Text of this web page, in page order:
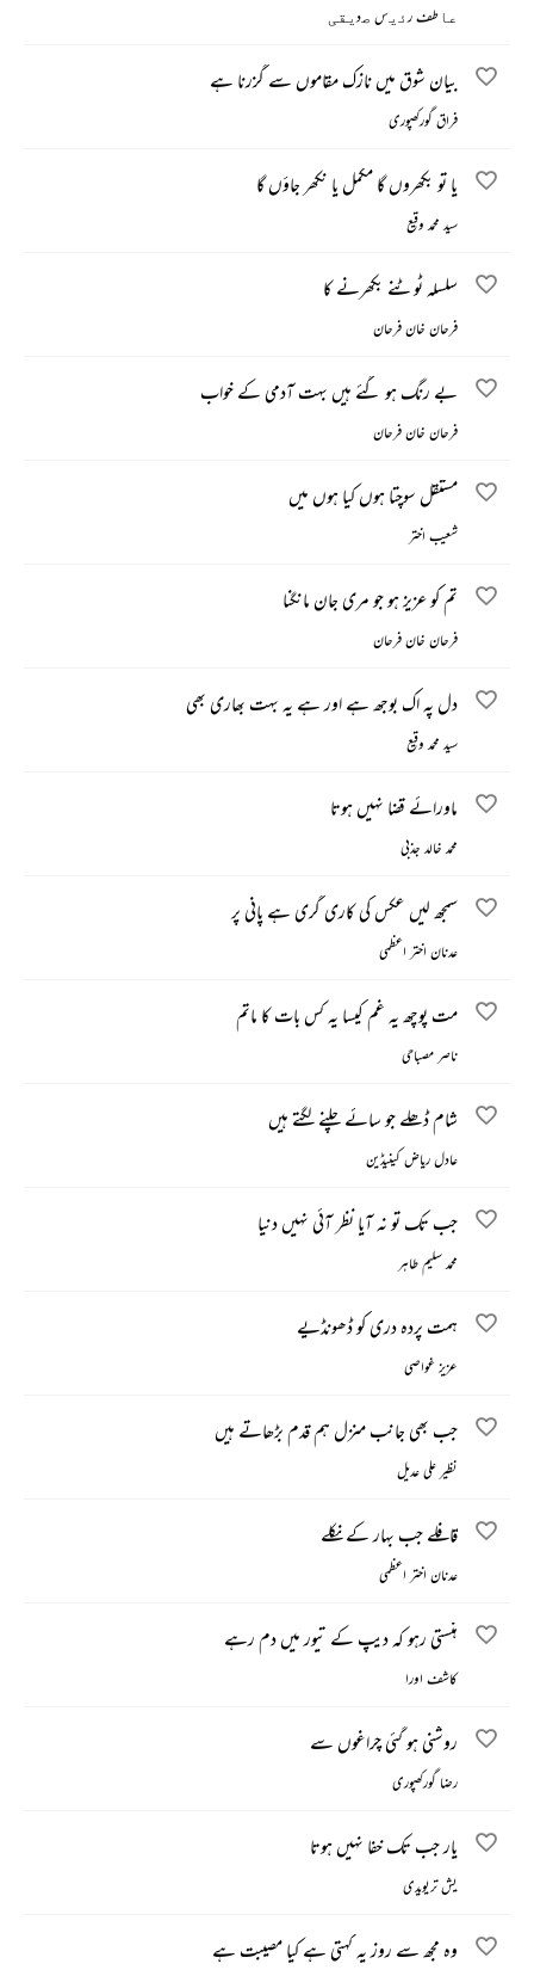
ﻋﺎطف رﺋﯾس ﺻدﯾﻘﯽ
بیان شوق میں نازک مقاموں سے گزرنا ہے
فراق گورکھپوری
یا تو بکھروں گا مکمل یا نکھر جاؤں گا
سید محمد وقیع
سلسلہ ٹوٹنے بکھرنے کا
فرحان خان فرحان
بے رنگ ہو گئے ہیں بہت آدمی کے خواب
فرحان خان فرحان
مستقل سوچتا ہوں کیا ہوں میں
شعیب اختر
تم کو عزیز ہو جو مری جان مانگنا
فرحان خان فرحان
دل پہ اک بوجھ ہے اور ہے یہ بہت بھاری بھی
سید محمد وقیع
ماورائے قضا نہیں ہوتا
محمد خالد جذبی
سمجھ لیں عکس کی کاری گری ہے پانی پر
عدنان اختر اعظمی
مت پوچھ یہ غم کیسا یہ کس بات کا ماتم
ناصر مصباحی
شام ڈھلے جو سائے چلنے لگتے ہیں
عادل ریاض کینیڈین
جب تک تو نہ آیا نظر آئی نہیں دنیا
محمد سلیم طاہر
ہمت پردہ دری کو ڈھونڈیے
عزیز غواصی
جب بھی جانب منزل ہم قدم بڑھاتے ہیں
نظیر علی عدیل
قافلے جب بہار کے نکلے
عدنان اختر اعظمی
ہنستی رہو کہ دیپ کے تیور میں دم رہے
کاشف اورا
روشنی ہو گئی چراغوں سے
رضا گورکھپوری
یار جب تک خفا نہیں ہوتا
یش تریویدی
وہ مجھ سے روز یہ کہتی ہے کیا مصیبت ہے